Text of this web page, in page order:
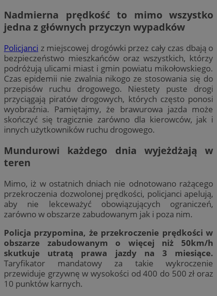
Nadmierna prędkość to mimo wszystko
jedna z głównych przyczyn wypadków
Policjanci z miejscowej drogówki przez cały czas dbają o
bezpieczeństwo mieszkańców oraz wszystkich, którzy
podróżują ulicami miast i gmin powiatu mikołowskiego.
Czas epidemii nie zwalnia nikogo ze stosowania się do
przepisów ruchu drogowego. Niestety puste drogi
przyciągają piratów drogowych, których często ponosi
wyobraźnia. Pamiętajmy, że brawurowa jazda może
skończyć się tragicznie zarówno dla kierowców, jak i
innych użytkowników ruchu drogowego.
Mundurowi każdego dnia wyjeżdżają w
teren
Mimo, iż w ostatnich dniach nie odnotowano rażącego
przekroczenia dozwolonej prędkości, policjanci apelują,
aby nie lekceważyć obowiązujących ograniczeń,
zarówno w obszarze zabudowanym jak i poza nim.
Policja przypomina, że przekroczenie prędkości w
obszarze zabudowanym o więcej niż 50km/h
skutkuje utratą prawa jazdy na 3 miesiące.
Taryfikator mandatowy za takie wykroczenie
przewiduje grzywnę w wysokości od 400 do 500 zł oraz
10 punktów karnych.